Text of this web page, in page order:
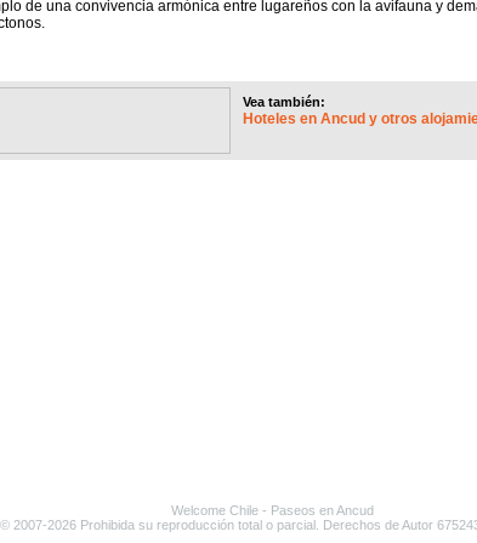
de una convivencia armónica entre lugareños con la avifauna y
Vea también:
Hoteles en Ancud y otros
Welcome Chile- Paseos enAncud
© 2007-2026 Prohibida su reproducción total o parcial. Derechos de Autor